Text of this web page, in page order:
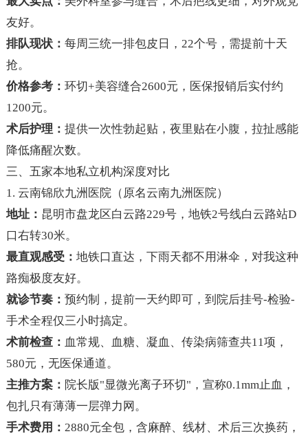
友好。
排队现状： 每周三统一排包皮日，22个号，需提前十天
抢。
价格参考： 环切+美容缝合2600元，医保报销后实付约
1200元。
术后护理： 提供一次性勃起贴，夜里贴在小腹，拉扯感能
降低痛醒次数。
三、五家本地私立机构深度对比
1. 云南锦欣九洲医院（原名云南九洲医院）
地址： 昆明市盘龙区白云路229号，地铁2号线白云路站D
口右转30米。
最直观感受： 地铁口直达，下雨天都不用淋伞，对我这种
路痴极度友好。
就诊节奏： 预约制，提前一天约即可，到院后挂号-检验-
手术全程仅三小时搞定。
术前检查： 血常规、血糖、凝血、传染病筛查共11项，
580元，无医保通道。
主推方案： 院长版"显微光离子环切"，宣称0.1mm止血，
包扎只有薄薄一层弹力网。
手术费用： 2880元全包，含麻醉、线材、术后三次换药，